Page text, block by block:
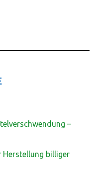
–
Herstellung billiger